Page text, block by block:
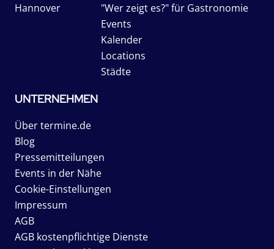
Hannover
"Wer zeigt es?" für Gastronomie
Events
Kalender
Locations
Städte
UNTERNEHMEN
Über termine.de
Blog
Pressemitteilungen
Events in der Nähe
Cookie-Einstellungen
Impressum
AGB
AGB kostenpflichtige Dienste